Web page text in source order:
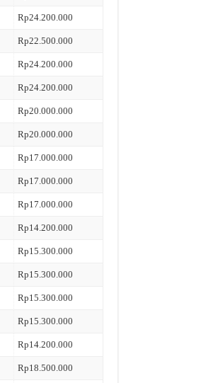
Rp24.200.000
Rp22.500.000
Rp24.200.000
Rp24.200.000
Rp20.000.000
Rp20.000.000
Rp17.000.000
Rp17.000.000
Rp17.000.000
Rp14.200.000
Rp15.300.000
Rp15.300.000
Rp15.300.000
Rp15.300.000
Rp14.200.000
Rp18.500.000